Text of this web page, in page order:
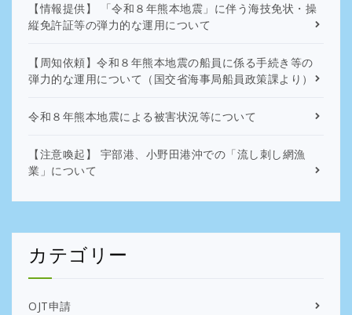
【情報提供】 「令和８年熊本地震」に伴う海技免状・操
縦免許証等の弾力的な運用について
【周知依頼】令和８年熊本地震の船員に係る手続き等の
弾力的な運用について（国交省海事局船員政策課より）
令和８年熊本地震による被害状況等について
【注意喚起】 宇部港、小野田港沖での「流し刺し網漁
業」について
カテゴリー
OJT申請